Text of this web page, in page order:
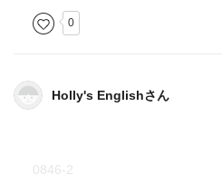
0
Holly's Englishさん
0846-2